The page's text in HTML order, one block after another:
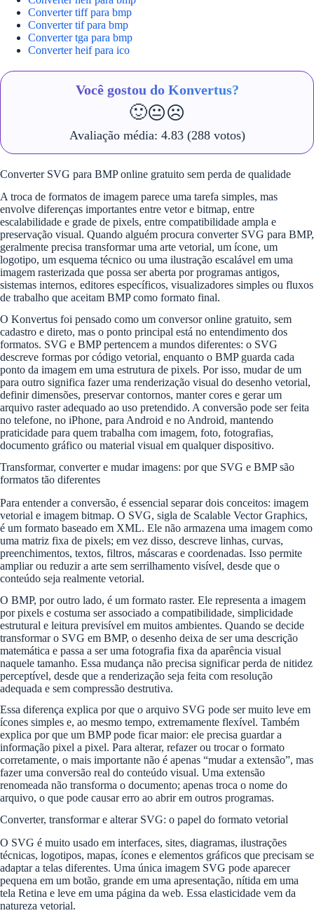
Converter tiff para bmp
Converter tif para bmp
Converter tga para bmp
Converter heif para ico
Você gostou do Konvertus?
🙂😐☹️
Avaliação média: 4.83(288 votos)
Converter SVG para BMP online gratuito sem perda de qualidade
A troca de formatos de imagem parece uma tarefa simples, mas
envolve diferenças importantes entre vetor e bitmap, entre
escalabilidade e grade de pixels, entre compatibilidade ampla e
preservação visual. Quando alguém procura converter SVG para BMP,
geralmente precisa transformar uma arte vetorial, um ícone, um
logotipo, um esquema técnico ou uma ilustração escalável em uma
imagem rasterizada que possa ser aberta por programas antigos,
sistemas internos, editores específicos, visualizadores simples ou fluxos
de trabalho que aceitam BMP como formato final.
O Konvertus foi pensado como um conversor online gratuito, sem
cadastro e direto, mas o ponto principal está no entendimento dos
formatos. SVG e BMP pertencem a mundos diferentes: o SVG
descreve formas por código vetorial, enquanto o BMP guarda cada
ponto da imagem em uma estrutura de pixels. Por isso, mudar de um
para outro significa fazer uma renderização visual do desenho vetorial,
definir dimensões, preservar contornos, manter cores e gerar um
arquivo raster adequado ao uso pretendido. A conversão pode ser feita
no telefone, no iPhone, para Android e no Android, mantendo
praticidade para quem trabalha com imagem, foto, fotografias,
documento gráfico ou material visual em qualquer dispositivo.
Transformar, converter e mudar imagens: por que SVG e BMP são
formatos tão diferentes
Para entender a conversão, é essencial separar dois conceitos: imagem
vetorial e imagem bitmap. O SVG, sigla de Scalable Vector Graphics,
é um formato baseado em XML. Ele não armazena uma imagem como
uma matriz fixa de pixels; em vez disso, descreve linhas, curvas,
preenchimentos, textos, filtros, máscaras e coordenadas. Isso permite
ampliar ou reduzir a arte sem serrilhamento visível, desde que o
conteúdo seja realmente vetorial.
O BMP, por outro lado, é um formato raster. Ele representa a imagem
por pixels e costuma ser associado a compatibilidade, simplicidade
estrutural e leitura previsível em muitos ambientes. Quando se decide
transformar o SVG em BMP, o desenho deixa de ser uma descrição
matemática e passa a ser uma fotografia fixa da aparência visual
naquele tamanho. Essa mudança não precisa significar perda de nitidez
perceptível, desde que a renderização seja feita com resolução
adequada e sem compressão destrutiva.
Essa diferença explica por que o arquivo SVG pode ser muito leve em
ícones simples e, ao mesmo tempo, extremamente flexível. Também
explica por que um BMP pode ficar maior: ele precisa guardar a
informação pixel a pixel. Para alterar, refazer ou trocar o formato
corretamente, o mais importante não é apenas “mudar a extensão”, mas
fazer uma conversão real do conteúdo visual. Uma extensão
renomeada não transforma o documento; apenas troca o nome do
arquivo, o que pode causar erro ao abrir em outros programas.
Converter, transformar e alterar SVG: o papel do formato vetorial
O SVG é muito usado em interfaces, sites, diagramas, ilustrações
técnicas, logotipos, mapas, ícones e elementos gráficos que precisam se
adaptar a telas diferentes. Uma única imagem SVG pode aparecer
pequena em um botão, grande em uma apresentação, nítida em uma
tela Retina e leve em uma página da web. Essa elasticidade vem da
natureza vetorial.